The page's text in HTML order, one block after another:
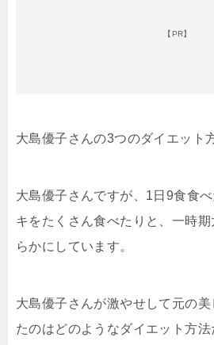
【PR】
大島優子さんの3つのダイエット
大島優子さんですが、1日9食食
キをたくさん食べたりと、一時
らかにしています。
大島優子さんが激やせして元の
たのはどのようなダイエット方法